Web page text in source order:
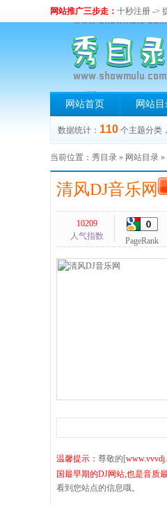
网站推广三步走： 十秒注册 ->
网站首页 网站目
数据统计： 110 个主题分类，
当前位置： 秀目录 » 网站目录 »
清风DJ音乐网
10209
人气指数
PageRank
温馨提示： 尊敬的[
国最早期的DJ网站,也是音质
看到您站点的信息哦。